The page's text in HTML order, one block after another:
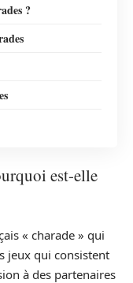
?
est-elle
« charade » qui
jeux qui consistent
à des partenaires